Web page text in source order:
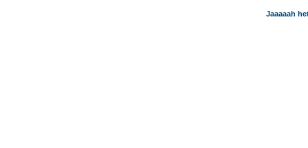
Jaaaaah